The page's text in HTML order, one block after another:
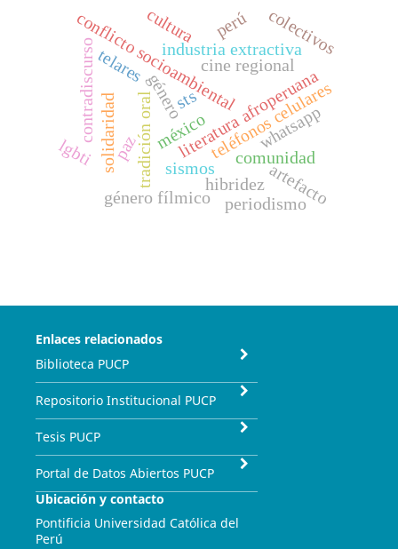
tradición oral literatura afroperuana
conflicto socioambiental
industria extractiva
paz teléfonos celulares
whatsapp
sismos
solidaridad méxico
género
colectivos
contradiscurso
lgbti
cine regional
perú
género fílmico
hibridez
telares
comunidad
artefacto
sts
periodismo
cultura
Enlaces relacionados
Biblioteca PUCP
Repositorio Institucional PUCP
Tesis PUCP
Portal de Datos Abiertos PUCP
Ubicación y contacto
Pontificia Universidad Católica del
Perú